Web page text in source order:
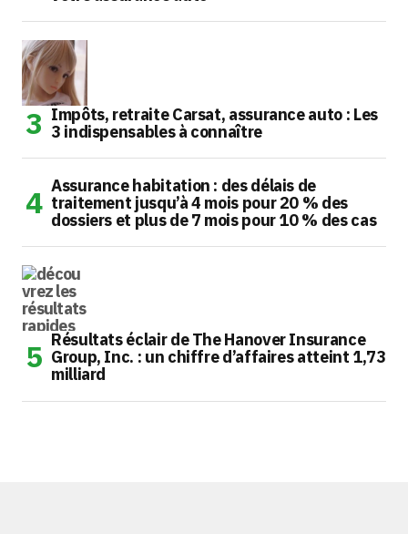
Impôts, retraite Carsat, assurance auto : Les
3 indispensables à connaître
Assurance habitation : des délais de
traitement jusqu’à 4 mois pour 20 % des
dossiers et plus de 7 mois pour 10 % des cas
Résultats éclair de The Hanover Insurance
Group, Inc. : un chiffre d’affaires atteint 1,73
milliard